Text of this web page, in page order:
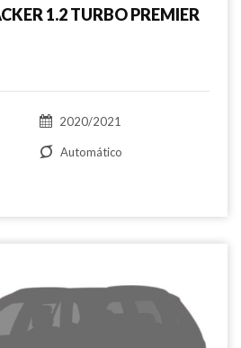
1.2 TURBO PREMIER
2020/2021
Automático